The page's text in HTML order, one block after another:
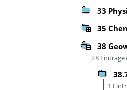
33
35
38
28 Einträge
1